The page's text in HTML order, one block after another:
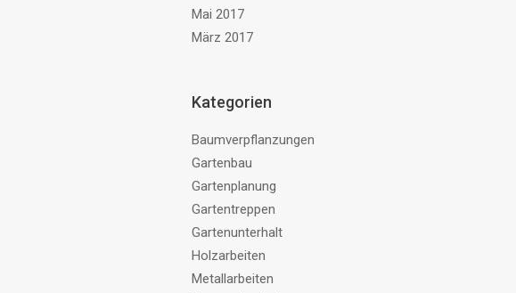
Mai 2017
März 2017
Kategorien
Baumverpflanzungen
Gartenbau
Gartenplanung
Gartentreppen
Gartenunterhalt
Holzarbeiten
Metallarbeiten